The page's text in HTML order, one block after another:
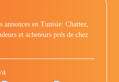
annonces en Tunisie: Chattez,
et acheteurs prés de chez